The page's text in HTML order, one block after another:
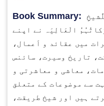
Book Summary:
الْعَالِیَہ نے اپنے
میں عقائد و اَعمال،
تاریخ وسیرت، سائنس
معاشی و معاشرتی و
سے موضوعات کے متعلق
ہیں اور شیخ طریقت،